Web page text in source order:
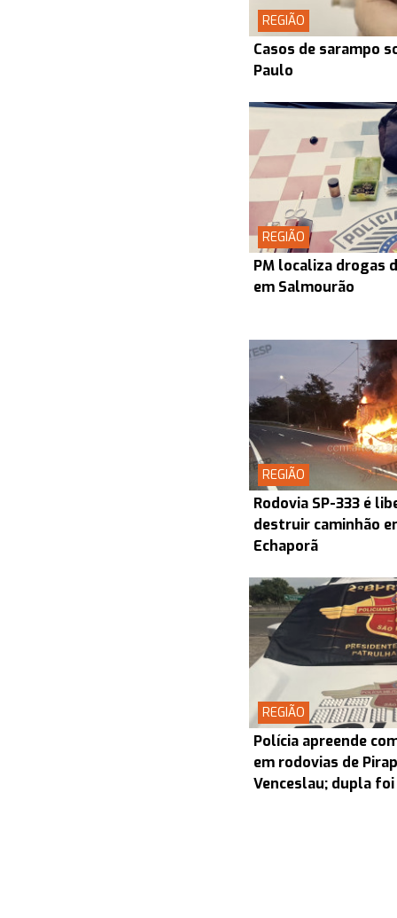
REGIÃO
Casos de sarampo
Paulo
REGIÃO
PM localiza drogas
em Salmourão
REGIÃO
Rodovia SP-333 é
destruir caminhão
Echaporã
REGIÃO
Polícia apreende
em rodovias de
Venceslau; dupla